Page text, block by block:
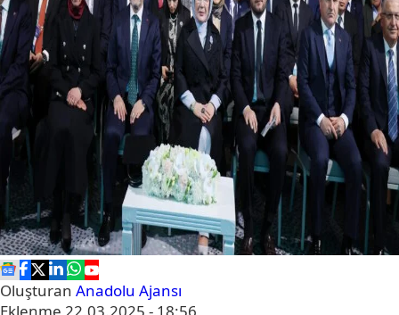
Oluşturan Anadolu Ajansı